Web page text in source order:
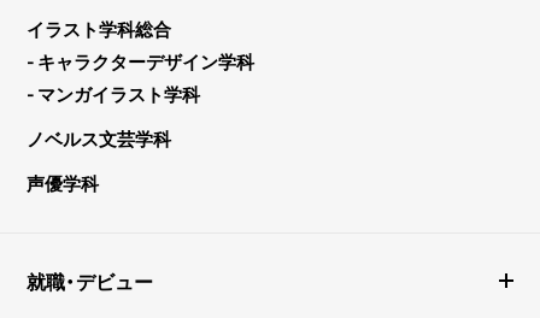
イラスト学科総合
- キャラクターデザイン学科
- マンガイラスト学科
ノベルス文芸学科
声優学科
就職・デビュー